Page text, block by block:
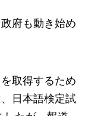
府も動き始め
取得するため
日本語検定試